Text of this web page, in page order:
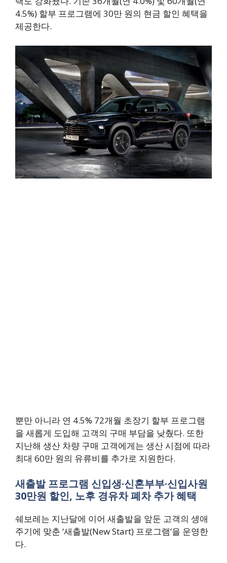
4.5%) 할부 프로그램에 30만 원의 현금 할인 혜택을
제공한다.
뿐만 아니라 연 4.5% 72개월 초장기 할부 프로그램
을 새롭게 도입해 고객의 구매 부담을 낮췄다. 또한
지난해 생산 차량 구매 고객에게는 생산 시점에 따라
최대 60만 원의 유류비를 추가로 지원한다.
새출발 프로그램 신입생·신혼부부·신입사원
30만원 할인, 노후 경유차 폐차 추가 혜택
쉐보레는 지난달에 이어 새출발을 앞둔 고객의 생애
주기에 맞춘 ‘새출발(New Start) 프로그램’을 운영한
다.